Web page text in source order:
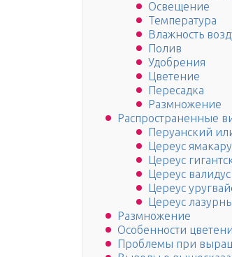
Освещение
Температура
Влажность
Полив
Удобрения
Цветение
Пересадка
Размножение
Распространенные
Перуанский
Цереус ямакару
Цереус
Цереус валидус
Цереус
Цереус
Размножение
Особенности
Проблемы при